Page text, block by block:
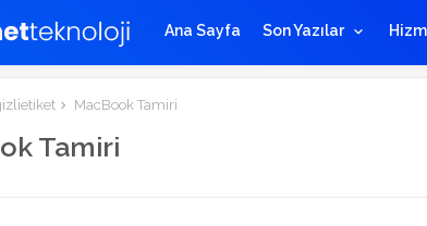
Ana Sayfa Son Yazılar
MacBook Tamiri
Tamiri